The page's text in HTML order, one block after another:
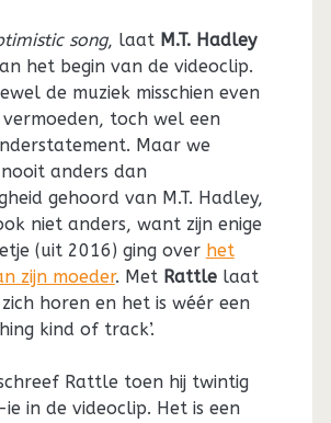
song, laat M.T. Hadley
het begin van de videoclip.
de muziek misschien even
toch wel een
Maar we
anders dan
gehoord van M.T. Hadley,
niet anders, want zijn enige
(uit 2016) ging over het
zijn moeder. Met Rattlelaat
horen en het is wéér een
kind of track’.
Rattle toen hij twintig
in de videoclip. Het is een